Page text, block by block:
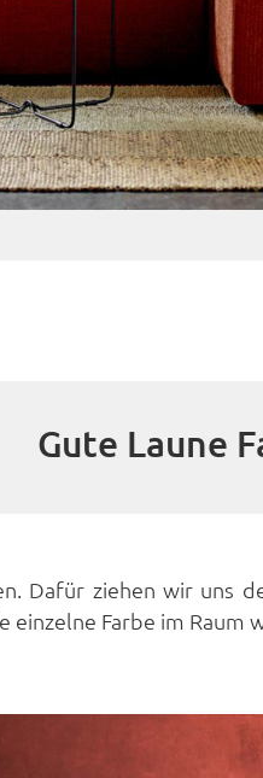
Gute Laune
Dafür ziehen wir uns
einzelne Farbe im Raum